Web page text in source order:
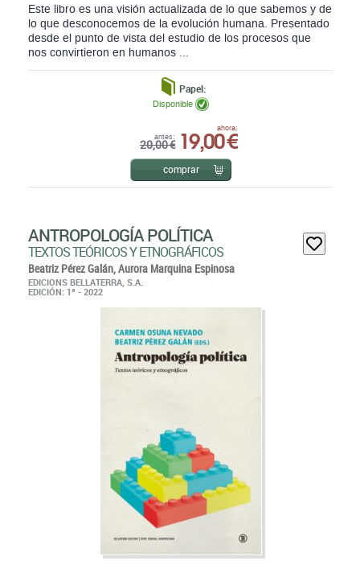
Este libro es una visión actualizada de lo que sabemos y de
lo que desconocemos de la evolución humana. Presentado
desde el punto de vista del estudio de los procesos que
nos convirtieron en humanos ...
Papel:
antes:
20,00 €
ahora:
19,00 €
Disponible
comprar
ANTROPOLOGÍA POLÍTICA
TEXTOS TEÓRICOS Y ETNOGRÁFICOS
Beatriz Pérez Galán, Aurora Marquina Espinosa
EDICIONS BELLATERRA, S.A.
EDICIÓN: 1ª - 2022